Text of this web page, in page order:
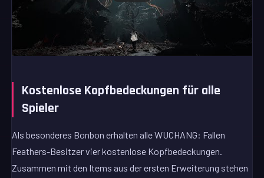
Kostenlose Kopfbedeckungen für alle
Spieler
Als besonderes Bonbon erhalten alle WUCHANG: Fallen
Feathers-Besitzer vier kostenlose Kopfbedeckungen.
Zusammen mit den Items aus der ersten Erweiterung stehen